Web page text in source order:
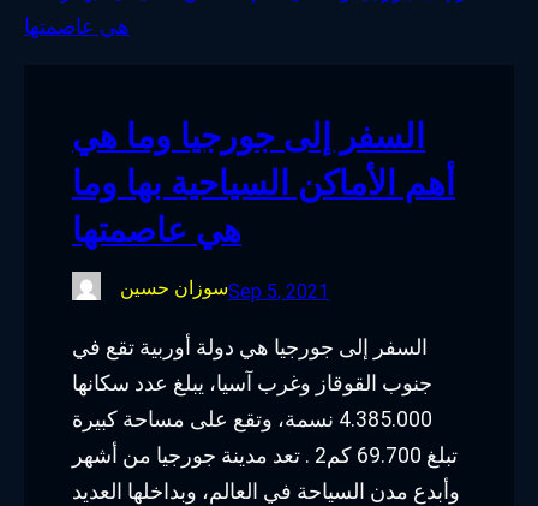
m
السفر إلى جورجيا وما هي
أهم الأماكن السياحية بها وما
هي عاصمتها
سوزان حسينSep 5, 2021
السفر إلى جورجيا هي دولة أوربية تقع في
جنوب القوقاز وغرب آسيا، يبلغ عدد سكانها
4.385.000 نسمة، وتقع على مساحة كبيرة
تبلغ 69.700 كم2 . تعد مدينة جورجيا من أشهر
وأبدع مدن السياحة في العالم، وبداخلها العديد